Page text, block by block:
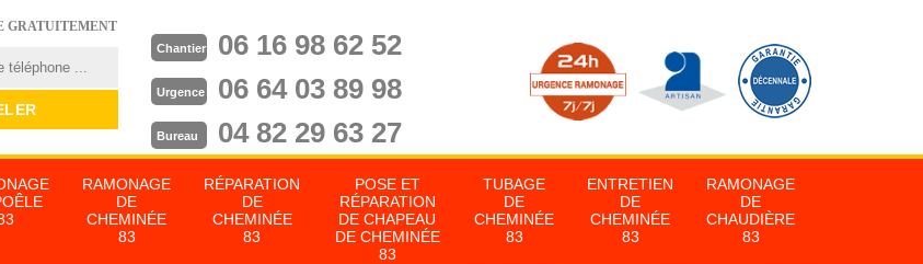
GRATUITEMENT
Chantier 06 16 98 62 52
Urgence 06 64 03 89 98
Bureau 04 82 29 63 27
RAMONAGE
DE
CHEMINÉE
83
RÉPARATION
DE
CHEMINÉE
83
POSE ET
RÉPARATION
DE CHAPEAU
DE CHEMINÉE
83
TUBAGE
DE
CHEMINÉE
83
ENTRETIEN
DE
CHEMINÉE
83
RAMONAGE
DE
CHAUDIÈRE
83